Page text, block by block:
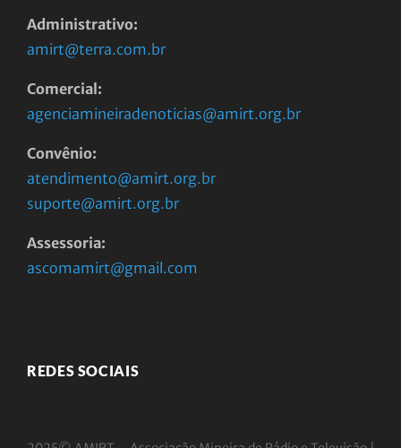
Administrativo:
amirt@terra.com.br
Comercial:
agenciamineiradenoticias@amirt.org.br
Convênio:
atendimento@amirt.org.br
suporte@amirt.org.br
Assessoria:
ascomamirt@gmail.com
REDES SOCIAIS